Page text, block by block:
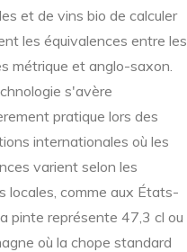
et de vins bio de calculer
les équivalences entre les
métrique et anglo-saxon.
s'avère
pratique lors des
internationales où les
varient selon les
locales, comme aux États-
pinte représente 47,3 cl ou
où la chope standard